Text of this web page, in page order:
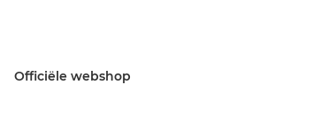
Officiële webshop